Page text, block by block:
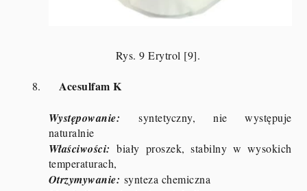
Rys. 9 Erytrol [9].
8. Acesulfam K
Występowanie: syntetyczny, nie występuje
naturalnie
Właściwości: biały proszek, stabilny w wysokich
temperaturach,
Otrzymywanie: synteza chemiczna